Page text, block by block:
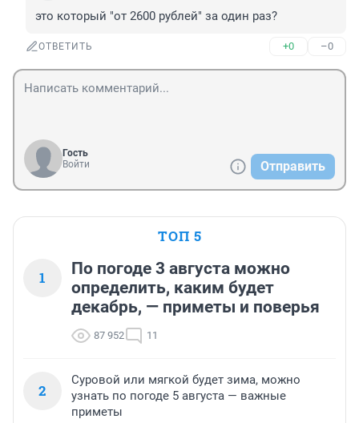
это который "от 2600 рублей" за один раз?
ОТВЕТИТЬ +0 –0
Гость
Войти
Отправить
ТОП 5
1
По погоде 3 августа можно
определить, каким будет
декабрь, — приметы и поверья
87 952 11
2
Суровой или мягкой будет зима, можно
узнать по погоде 5 августа — важные
приметы